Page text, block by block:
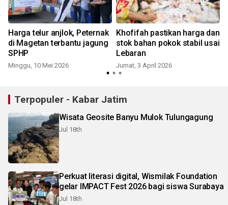
Harga telur anjlok, Peternak
di Magetan terbantu jagung
SPHP
Minggu, 10 Mei 2026
Khofifah pastikan harga dan
stok bahan pokok stabil usai
Lebaran
Jumat, 3 April 2026
Terpopuler - Kabar Jatim
Wisata Geosite Banyu Mulok Tulungagung
Jul 18th
Perkuat literasi digital, Wismilak Foundation
gelar IMPACT Fest 2026 bagi siswa Surabaya
Jul 18th